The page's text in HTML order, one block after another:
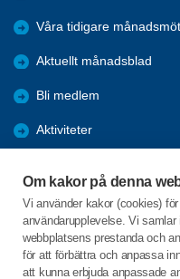
Om kakor på denna
Vi använder kakor (cookies)
användarupplevelse. Vi
webbplatsens prestanda och
för att förbättra och anpassa
att kunna erbjuda anpassade
Våra tidigare
Aktuellt månadsblad
Bli medlem
Aktiviteter
Referat
Årsmöten
Öppet hus